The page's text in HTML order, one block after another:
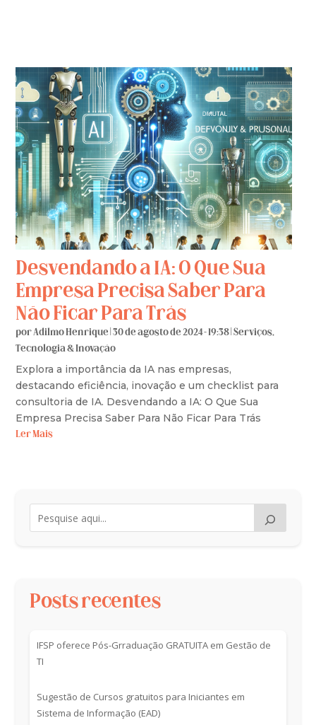
Desvendando a IA: O Que Sua
Empresa Precisa Saber Para
Não Ficar Para Trás
porAdilmo Henrique |30 de agosto de 2024 - 19:38 |Serviços,
Tecnologia & Inovação
Explora a importância da IA nas empresas,
destacando eficiência, inovação e um checklist para
consultoria de IA. Desvendando a IA: O Que Sua
Empresa Precisa Saber Para Não Ficar Para Trás
Ler Mais
Posts recentes
IFSP oferece Pós-Grraduação GRATUITA em Gestão de
TI
Sugestão de Cursos gratuitos para Iniciantes em
Sistema de Informação (EAD)